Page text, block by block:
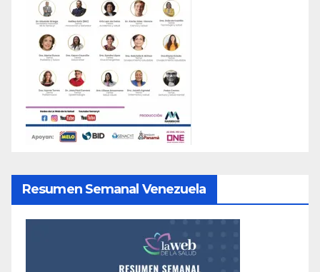
Resumen Semanal Venezuela